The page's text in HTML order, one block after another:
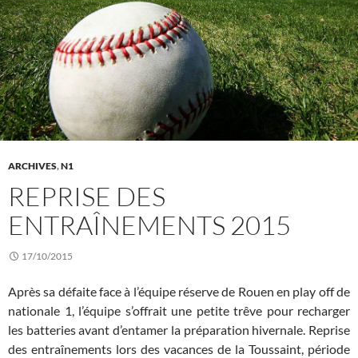
ARCHIVES,N1
REPRISE DES
ENTRAÎNEMENTS 2015
17/10/2015
Après sa défaite face à l’équipe réserve de Rouen en play off de
nationale 1, l’équipe s’offrait une petite trêve pour recharger
les batteries avant d’entamer la préparation hivernale. Reprise
des entraînements lors des vacances de la Toussaint, période